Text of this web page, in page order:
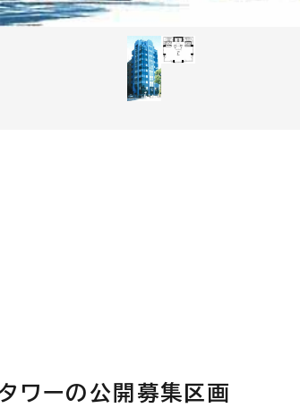
ワーの公開募集区画